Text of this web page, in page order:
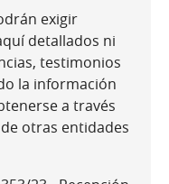
exigir
detallados ni
testimonios
la información
a través
otras entidades